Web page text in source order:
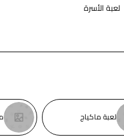
لعبة الأسرة
لعبة ماكياج